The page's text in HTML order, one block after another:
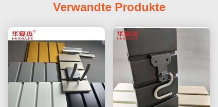
Verwandte Produkte